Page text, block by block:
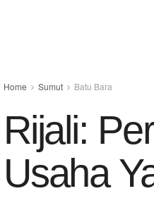
Home Sumut Batu Bara
Rijali:
Usaha